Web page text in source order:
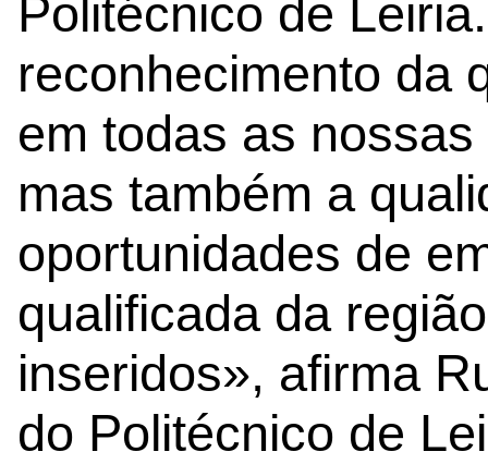
Politécnico de
reconhecimento da
em todas as
mas também a
oportunidades de
qualificada da
inseridos», afirma
do Politécnico de